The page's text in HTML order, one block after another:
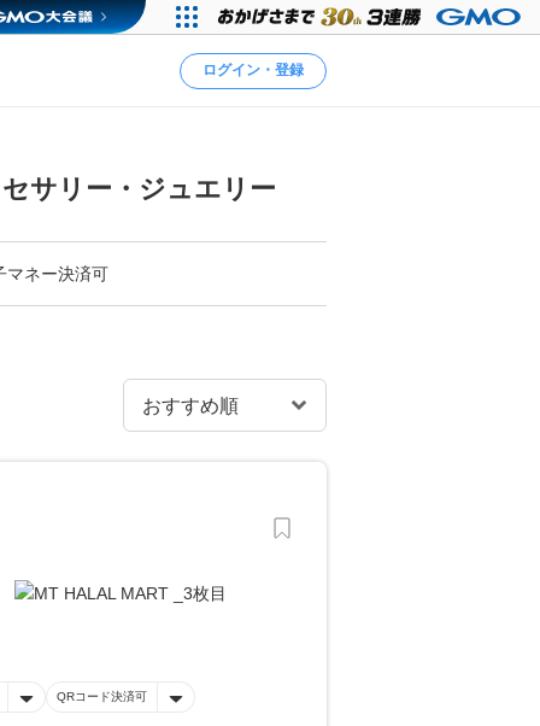
ログイン・登録
サリー・ジュエリー
マネー決済可
QRコード決済可